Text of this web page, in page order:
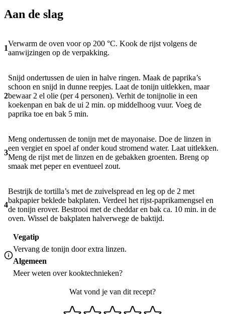
Aan de slag
1
Verwarm de oven voor op 200 °C. Kook de rijst volgens de
aanwijzingen op de verpakking.
2
Snijd ondertussen de uien in halve ringen. Maak de paprika’s
schoon en snijd in dunne reepjes. Laat de tonijn uitlekken, maar
bewaar 2 el olie (per 4 personen). Verhit de tonijnolie in een
koekenpan en bak de ui 2 min. op middelhoog vuur. Voeg de
paprika toe en bak 5 min.
3
Meng ondertussen de tonijn met de mayonaise. Doe de linzen in
een vergiet en spoel af onder koud stromend water. Laat uitlekken.
Meng de rijst met de linzen en de gebakken groenten. Breng op
smaak met peper en eventueel zout.
4
Bestrijk de tortilla’s met de zuivelspread en leg op de 2 met
bakpapier beklede bakplaten. Verdeel het rijst-paprikamengsel en
de tonijn erover. Bestrooi met de cheddar en bak ca. 10 min. in de
oven. Wissel de bakplaten halverwege de baktijd.
Vegatip
Vervang de tonijn door extra linzen.
Algemeen
Meer weten overkooktechnieken?
Wat vond je van dit recept?